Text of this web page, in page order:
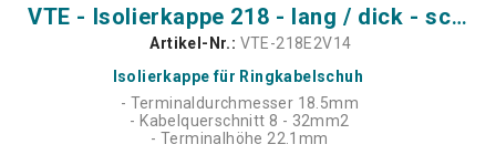
VTE - Isolierkappe 218 - lang / dick - schwarz
Artikel-Nr.: VTE-218E2V14
Isolierkappe für Ringkabelschuh
- Terminaldurchmesser 18.5mm
- Kabelquerschnitt 8 - 32mm2
- Terminalhöhe 22.1mm